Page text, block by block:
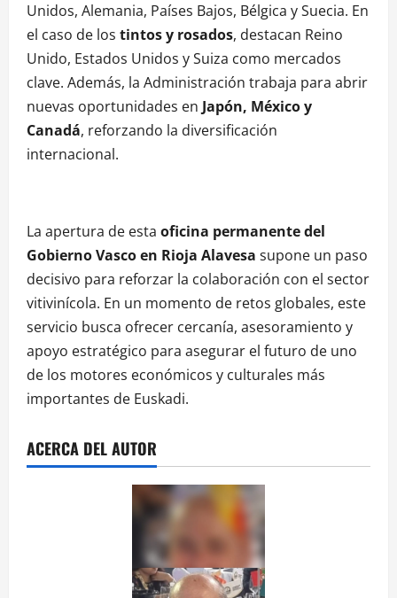
Unidos, Alemania, Países Bajos, Bélgica y Suecia. En
el caso de los tintos y rosados, destacan Reino
Unido, Estados Unidos y Suiza como mercados
clave. Además, la Administración trabaja para abrir
nuevas oportunidades en Japón, México y
Canadá, reforzando la diversificación
internacional.
La apertura de esta oficina permanente del
Gobierno Vasco en Rioja Alavesa supone un paso
decisivo para reforzar la colaboración con el sector
vitivinícola. En un momento de retos globales, este
servicio busca ofrecer cercanía, asesoramiento y
apoyo estratégico para asegurar el futuro de uno
de los motores económicos y culturales más
importantes de Euskadi.
ACERCA DEL AUTOR